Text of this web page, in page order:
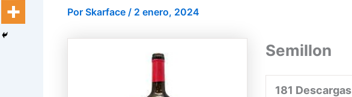
Por Skarface / 2 enero, 2024
Semillon
181 Descargas